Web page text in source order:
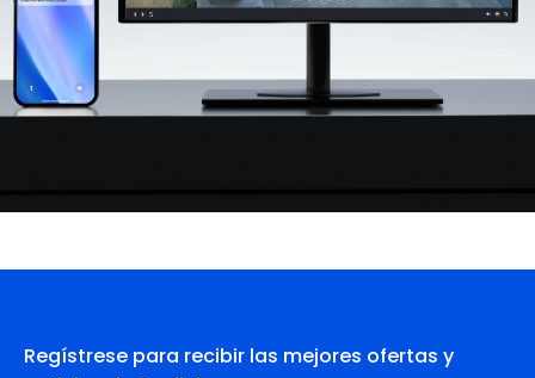
Regístrese para recibir las mejores ofertas y